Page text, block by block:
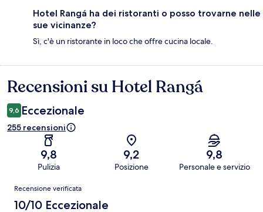
Hotel Rangá ha dei ristoranti o posso trovarne nelle
sue vicinanze?
Sì, c'è un ristorante in loco che offre cucina locale.
Recensioni
Recensioni su Hotel Rangá
9,6 Eccezionale
255 recensioni
9,8
Pulizia
9,2
Posizione
9,8
Personale e servizio
Recensioni
Recensione verificata
10/10 Eccezionale